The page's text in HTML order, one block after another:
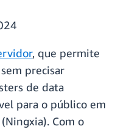
, que permite
precisar
de data
para o público em
Com o